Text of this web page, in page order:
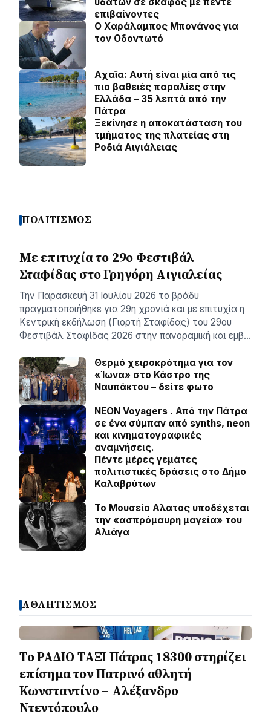
επιβαίνοντες
Ο Χαράλαμπος Μπονάνος για
τον Οδοντωτό
Aχαϊα: Αυτή είναι μία από τις
πιο βαθειές παραλίες στην
Ελλάδα – 35 λεπτά από την
Πάτρα
Ξεκίνησε η αποκατάσταση του
τμήματος της πλατείας στη
Ροδιά Αιγιάλειας
ΠΟΛΙΤΙΣΜΟΣ
Με επιτυχία το 29ο Φεστιβάλ
Σταφίδας στο Γρηγόρη Aιγιαλείας
Την Παρασκευή 31 Ιουλίου 2026 το βράδυ
πραγματοποιήθηκε για 29η χρονιά και με επιτυχία η
Κεντρική εκδήλωση (Γιορτή Σταφίδας) του 29ου
Φεστιβάλ Σταφίδας 2026 στην πανοραμική και εμβ…
Θερμό χειροκρότημα για τον
«Ίωνα» στο Κάστρο της
Ναυπάκτου – δείτε φωτο
NEON Voyagers . Από την Πάτρα
σε ένα σύμπαν από synths, neon
και κινηματογραφικές
αναμνήσεις.
Πέντε μέρες γεμάτες
πολιτιστικές δράσεις στο Δήμο
Καλαβρύτων
Το Μουσείο Αλατος υποδέχεται
την «ασπρόμαυρη μαγεία» του
Αλιάγα
ΑΘΛΗΤΙΣΜΟΣ
Το ΡΑΔΙΟ ΤΑΞΙ Πάτρας 18300 στηρίζει
επίσημα τον Πατρινό αθλητή
Κωνσταντίνο – Αλέξανδρο
Ντεντόπουλο